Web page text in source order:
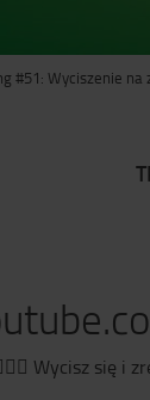
#51: Wyciszenie na
🧘‍♂ Wycisz się i